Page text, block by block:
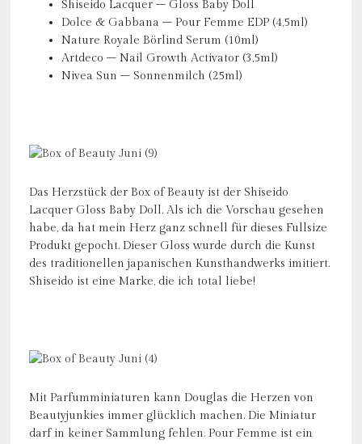
Shiseido Lacquer – Gloss Baby Doll
Dolce & Gabbana – Pour Femme EDP (4,5ml)
Nature Royale Börlind Serum (10ml)
Artdeco – Nail Growth Activator (3,5ml)
Nivea Sun – Sonnenmilch (25ml)
Das Herzstück der Box of Beauty ist der Shiseido
Lacquer Gloss Baby Doll. Als ich die Vorschau gesehen
habe, da hat mein Herz ganz schnell für dieses Fullsize
Produkt gepocht. Dieser Gloss wurde durch die Kunst
des traditionellen japanischen Kunsthandwerks imitiert.
Shiseido ist eine Marke, die ich total liebe!
Mit Parfumminiaturen kann Douglas die Herzen von
Beautyjunkies immer glücklich machen. Die Miniatur
darf in keiner Sammlung fehlen. Pour Femme ist ein